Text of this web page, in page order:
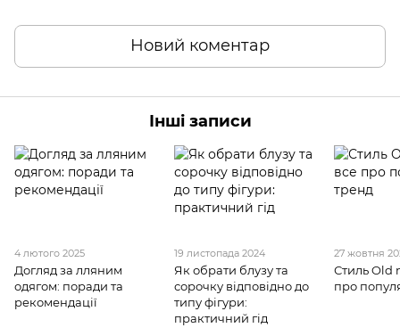
Новий коментар
Інші записи
4 лютого 2025
Догляд за лляним
одягом: поради та
рекомендації
19 листопада 2024
Як обрати блузу та
сорочку відповідно до
типу фігури:
практичний гід
27 жовтня
Стиль Old
про